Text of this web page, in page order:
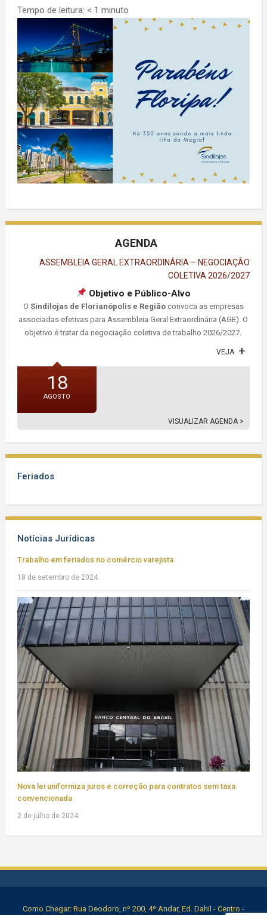
Tempo de leitura: < 1 minuto
AGENDA
ASSEMBLEIA GERAL EXTRAORDINÁRIA – NEGOCIAÇÃO
COLETIVA 2026/2027
Objetivo e Público-Alvo
O Sindilojas de Florianópolis e Regiãoconvoca as empresas
associadas efetivas para Assembleia Geral Extraordinária (AGE). O
objetivo é tratar da negociação coletiva de trabalho 2026/2027.
VEJA
18
AGOSTO
VISUALIZAR AGENDA >
Feriados
Notícias Jurídicas
Trabalho em feriados no comércio varejista
18 de setembro de 2024
Nova lei uniformiza juros e correção para contratos sem taxa
convencionada
2 de julho de 2024
Como Chegar: Rua Deodoro, nº 200, 4º Andar, Ed. Dahil - Centro -